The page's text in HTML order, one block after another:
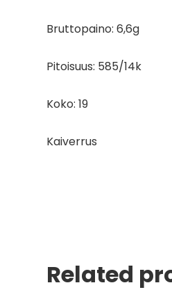
Bruttopaino: 6,6g
Pitoisuus: 585/14k
Koko: 19
Kaiverrus
Related